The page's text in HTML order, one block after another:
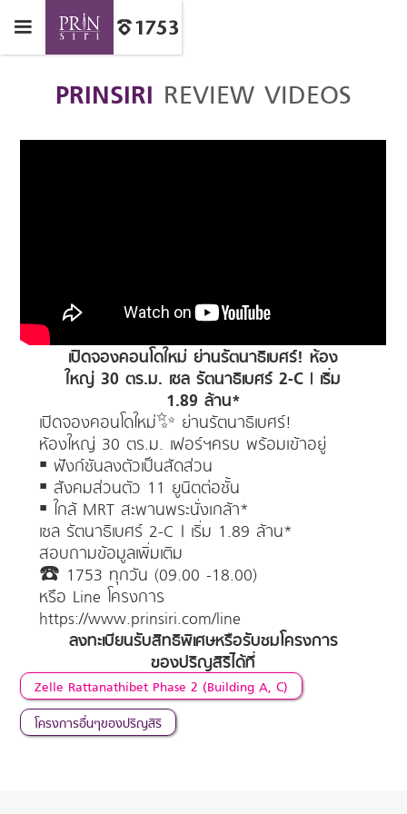
PRINSIRI REVIEW VIDEOS
เปิดจองคอนโดใหม่ ย่านรัตนาธิเบศร์! ห้อง
ใหญ่ 30 ตร.ม. เซล รัตนาธิเบศร์ 2-C | เริ่ม
1.89 ล้าน*
เปิดจองคอนโดใหม่✨ ย่านรัตนาธิเบศร์!
ห้องใหญ่ 30 ตร.ม. เฟอร์ฯครบ พร้อมเข้าอยู่
▪ ฟังก์ชันลงตัวเป็นสัดส่วน
▪ สังคมส่วนตัว 11 ยูนิตต่อชั้น
▪ ใกล้ MRT สะพานพระนั่งเกล้า*
เซล รัตนาธิเบศร์ 2-C | เริ่ม 1.89 ล้าน*
สอบถามข้อมูลเพิ่มเติม
☎️ 1753 ทุกวัน (09.00 -18.00)
หรือ Line โครงการ
https://www.prinsiri.com/line
ลงทะเบียนรับสิทธิพิเศษหรือรับชมโครงการ
ของปริญสิริได้ที่
Zelle Rattanathibet Phase 2 (Building A, C)
โครงการอื่นๆของปริญสิริ